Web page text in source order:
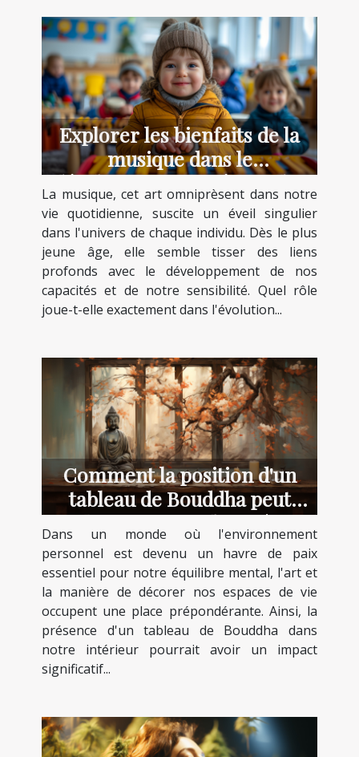
Explorer les bienfaits de la
musique dans le
développement précoce des
enfants
La musique, cet art omniprèsent dans notre
vie quotidienne, suscite un éveil singulier
dans l'univers de chaque individu. Dès le plus
jeune âge, elle semble tisser des liens
profonds avec le développement de nos
capacités et de notre sensibilité. Quel rôle
joue-t-elle exactement dans l'évolution...
Comment la position d'un
tableau de Bouddha peut
influencer votre bien-être
psychologique
Dans un monde où l'environnement
personnel est devenu un havre de paix
essentiel pour notre équilibre mental, l'art et
la manière de décorer nos espaces de vie
occupent une place prépondérante. Ainsi, la
présence d'un tableau de Bouddha dans
notre intérieur pourrait avoir un impact
significatif...